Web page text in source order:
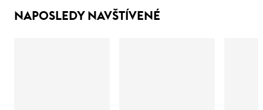
NAPOSLEDY NAVŠTÍVENÉ